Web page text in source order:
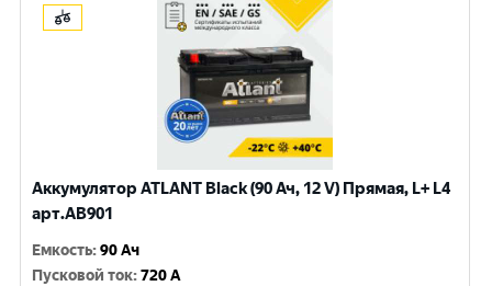
Аккумулятор ATLANT Black (90 Ач, 12 V) Прямая, L+ L4
арт.AB901
Емкость:90 Ач
Пусковой ток:720 A